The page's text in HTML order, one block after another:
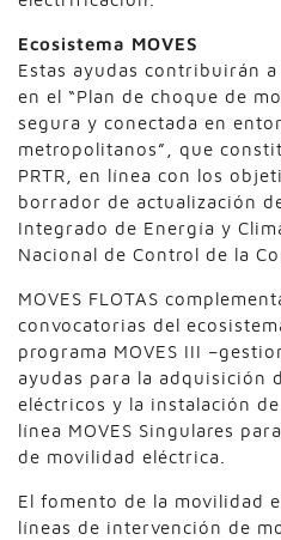
Ecosistema MOVES
Estas ayudas contribuirán
en el “Plan de choque de
segura y conectada en
metropolitanos”, que
PRTR, en línea con los
borrador de actualización
Integrado de Energía y
Nacional de Control de la
MOVES FLOTAS
convocatorias del
programa MOVES III
ayudas para la adquisición
eléctricos y la instalación
línea MOVES Singulares
de movilidad eléctrica.
El fomento de la movilidad
líneas de intervención de